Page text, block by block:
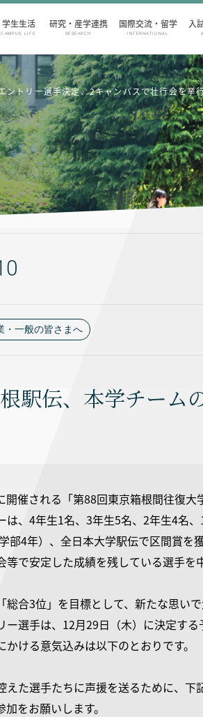
学生生活
CAMPUS LIFE
研究・産学連携
RESEARCH
国際交流・留学
INTERNATIONAL
入
ントリー選手決定、2キャンパスで壮行会を挙
・一般の皆さまへ
駅伝、本学チーム
開催される「第88回東京箱根間往復
は、4年生1名、3年生5名、2年生4名
部4年）、全日本大学駅伝で区間賞
等で安定した成績を残している選手を
総合3位」を目標として、新たな思いで
ー選手は、12月29日（木）に決定する
ける意気込みは以下のとおりです。
えた選手たちに声援を送るために、
をお願いします。